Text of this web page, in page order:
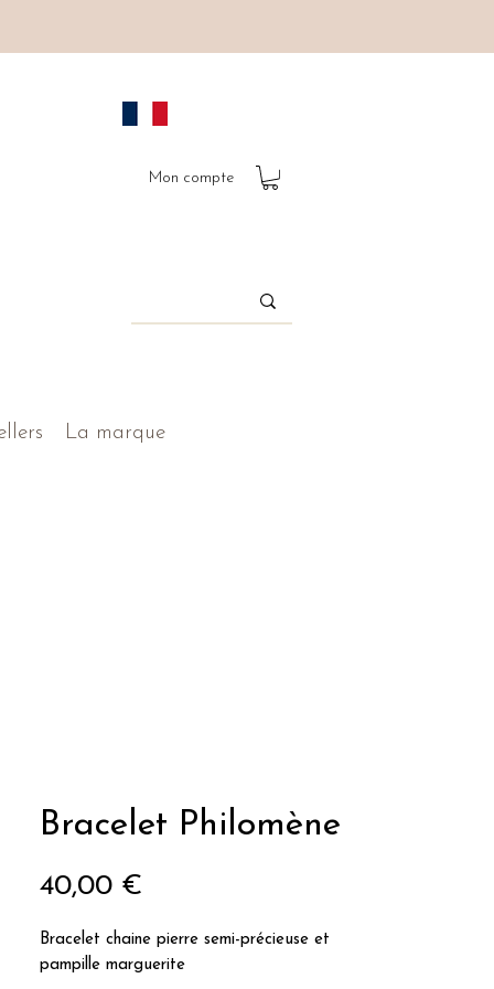
Mon compte
La marque
Bracelet Philomène
40,00 €
Bracelet chaine pierre semi-précieuse et
pampille marguerite